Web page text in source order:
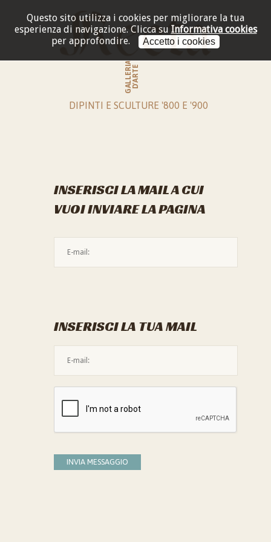
Questo sito utilizza i cookies per migliorare la tua
esperienza di navigazione. Clicca su Informativa cookies
per approfondire.
Accetto i cookies
GALLERIAD'ARTE
DIPINTI E SCULTURE '800 E '900
INSERISCI LA MAIL A CUI
VUOI INVIARE LA PAGINA
INSERISCI LA TUA MAIL
INVIA MESSAGGIO